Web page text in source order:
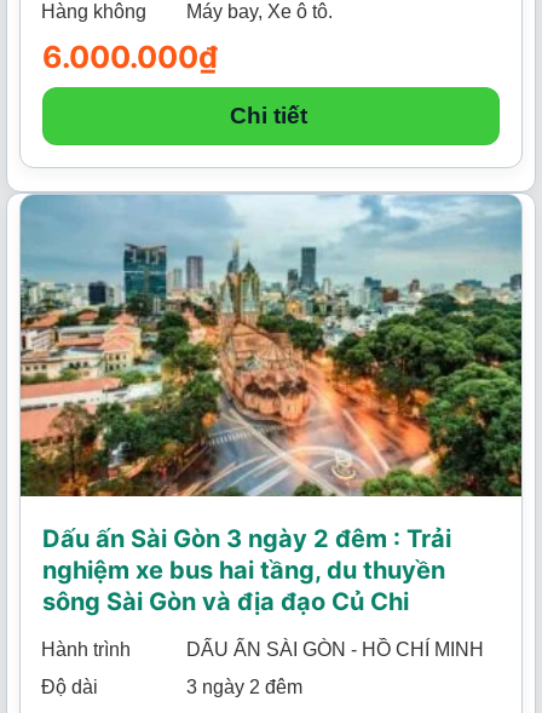
Hàng không
Máy bay, Xe ô tô.
6.000.000₫
Chi tiết
Dấu ấn Sài Gòn 3 ngày 2 đêm : Trải
nghiệm xe bus hai tầng, du thuyền
sông Sài Gòn và địa đạo Củ Chi
Hành trình
DẤU ẤN SÀI GÒN - HỒ CHÍ MINH
Độ dài
3 ngày 2 đêm